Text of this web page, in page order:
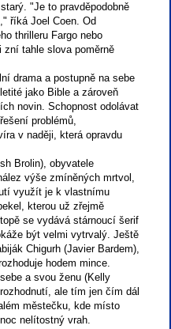
"Je to pravděpodobně
říká Joel Coen. Od
thrilleru Fargo nebo
zní tahle slova poměrně
drama a postupně na sebe
jako Bible a zároveň
novin. Schopnost odolávat
problémů,
v naději, která opravdu
Brolin), obyvatele
výše zmíněných mrtvol,
využít je k vlastnímu
kterou už zřejmě
se vydává stárnoucí šerif
být velmi vytrvalý. Ještě
Chigurh (Javier Bardem),
hodem mince.
a svou ženu (Kelly
ale tím jen čím dál
městečku, kde místo
nelítostný vrah.